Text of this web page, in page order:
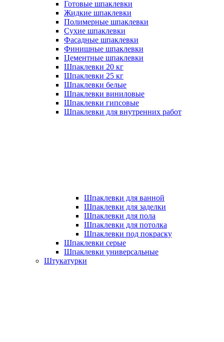
Готовые шпаклевки
Жидкие шпаклевки
Полимерные шпаклевки
Сухие шпаклевки
Фасадные шпаклевки
Финишные шпаклевки
Цементные шпаклевки
Шпаклевки 20 кг
Шпаклевки 25 кг
Шпаклевки белые
Шпаклевки виниловые
Шпаклевки гипсовые
Шпаклевки для внутренних работ
Шпаклевки для ванной
Шпаклевки для заделки
Шпаклевки для пола
Шпаклевки для потолка
Шпаклевки под покраску
Шпаклевки серые
Шпаклевки универсальные
Штукатурки